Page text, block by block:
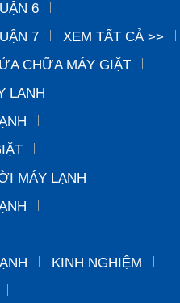
6
7
XEM TẤT CẢ >>
CHỮA MÁY GIẶT
LẠNH
MÁY LẠNH
KINH NGHIỆM